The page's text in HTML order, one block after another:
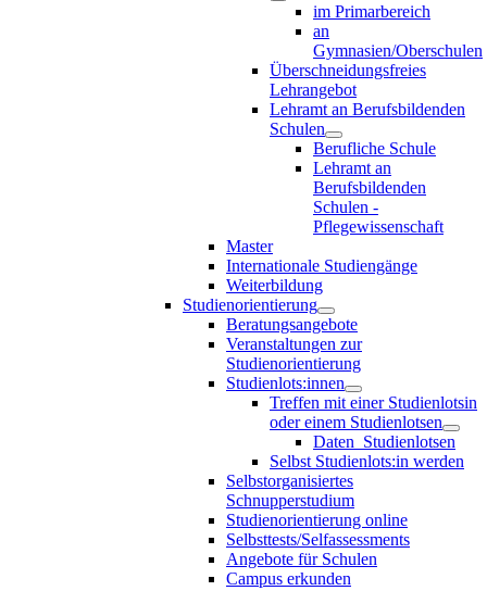
im Primarbereich
an
Gymnasien/Oberschulen
Überschneidungsfreies
Lehrangebot
Lehramt an Berufsbildenden
Schulen
Berufliche Schule
Lehramt an
Berufsbildenden
Schulen -
Pflegewissenschaft
Master
Internationale Studiengänge
Weiterbildung
Studienorientierung
Beratungsangebote
Veranstaltungen zur
Studienorientierung
Studienlots:innen
Treffen mit einer Studienlotsin
oder einem Studienlotsen
Daten_Studienlotsen
Selbst Studienlots:in werden
Selbstorganisiertes
Schnupperstudium
Studienorientierung online
Selbsttests/Selfassessments
Angebote für Schulen
Campus erkunden